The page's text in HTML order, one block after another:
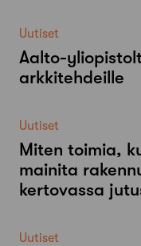
Uutiset
Aalto-​
arkkitehdeille
Uutiset
Miten toimia,
mainita
kertovassa
Uutiset